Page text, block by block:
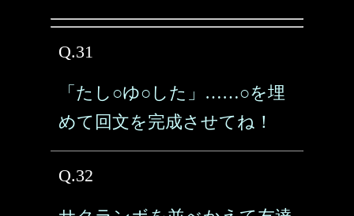
Q.31
「たし○ゆ○した」……○を埋
めて回文を完成させてね！
Q.32